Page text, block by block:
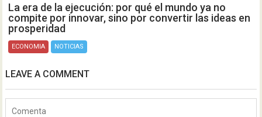
La era de la ejecución: por qué el mundo ya no
compite por innovar, sino por convertir las ideas en
prosperidad
ECONOMIA NOTICIAS
LEAVE A COMMENT